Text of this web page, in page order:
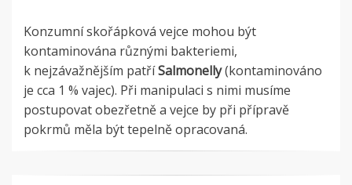
Konzumní skořápková vejce mohou být
kontaminována různými bakteriemi,
k nejzávažnějším patříSalmonelly(kontaminováno
je cca 1 % vajec). Při manipulaci s nimi musíme
postupovat obezřetně a vejce by při přípravě
pokrmů měla být tepelně opracovaná.